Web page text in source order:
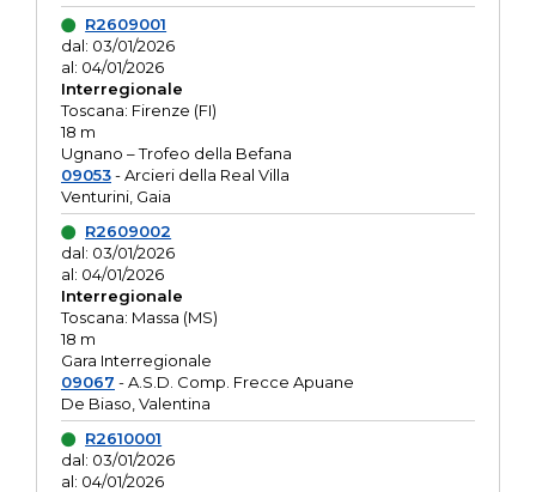
R2609001
dal: 03/01/2026
al: 04/01/2026
Interregionale
Toscana: Firenze (FI)
18 m
Ugnano – Trofeo della Befana
09053- Arcieri della Real Villa
Venturini, Gaia
R2609002
dal: 03/01/2026
al: 04/01/2026
Interregionale
Toscana: Massa (MS)
18 m
Gara Interregionale
09067 - A.S.D. Comp. Frecce Apuane
De Biaso, Valentina
R2610001
dal: 03/01/2026
al: 04/01/2026